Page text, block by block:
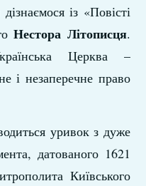
із «Повісті
Нестора Літописця.
Церква –
і незаперечне право
уривок з дуже
датованого 1621
Київського